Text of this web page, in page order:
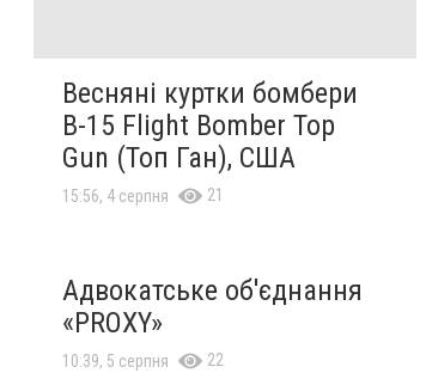
Весняні куртки бомбери
B-15 Flight Bomber Top
Gun (Топ Ган), США
15:56, 4 серпня 21
Адвокатське об'єднання
«PROXY»
10:39, 5 серпня 22